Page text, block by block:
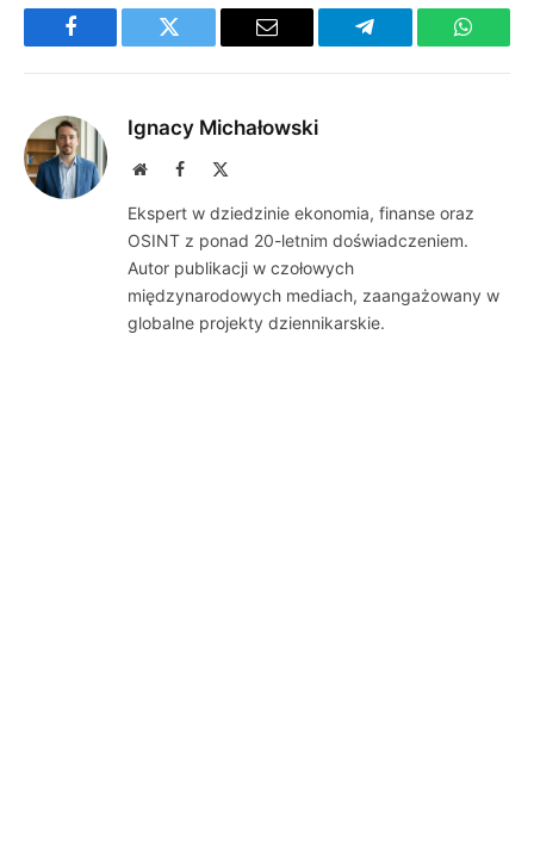
Facebook Twitter Email Telegram
Ignacy Michałowski
WebsiteFacebook
Ekspert w dziedzinie ekonomia, finanse oraz
OSINT z ponad 20-letnim doświadczeniem.
Autor publikacji w czołowych
międzynarodowych mediach, zaangażowany w
globalne projekty dziennikarskie.